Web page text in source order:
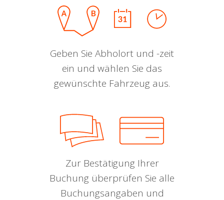
Geben Sie Abholort und -zeit
ein und wählen Sie das
gewünschte Fahrzeug aus.
Zur Bestätigung Ihrer
Buchung überprüfen Sie alle
Buchungsangaben und